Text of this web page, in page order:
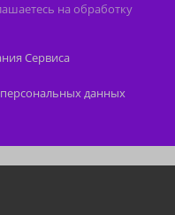
на обработку
Сервиса
данных